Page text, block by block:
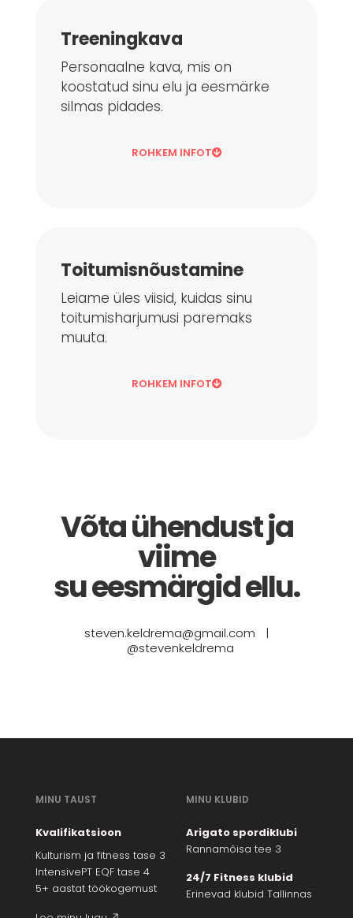
Treeningkava
Personaalne kava, mis on
koostatud sinu elu ja eesmärke
silmas pidades.
ROHKEM INFOT
Toitumisnõustamine
Leiame üles viisid, kuidas sinu
toitumisharjumusi paremaks
muuta.
ROHKEM INFOT
Võta ühendust ja
viime
su eesmärgid ellu.
steven.keldrema@gmail.com |
@stevenkeldrema
MINU TAUST
Kvalifikatsioon
Kulturism ja fitness tase 3
IntensivePT EQF tase 4
5+ aastat töökogemust
MINU KLUBID
Arigato spordiklubi
Rannamõisa tee 3
24/7 Fitness klubid
Erinevad klubid Tallinnas